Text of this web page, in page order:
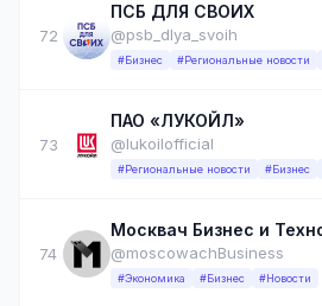
72
ПСБ ДЛЯ СВОИХ
@psb_dlya_svoih
#Бизнес #Региональные новости
73
ПАО «ЛУКОЙЛ»
@lukoilofficial
#Региональные новости #Бизнес
74
Москвач Бизнес и
@moscowachBusiness
#Экономика #Бизнес #Новости